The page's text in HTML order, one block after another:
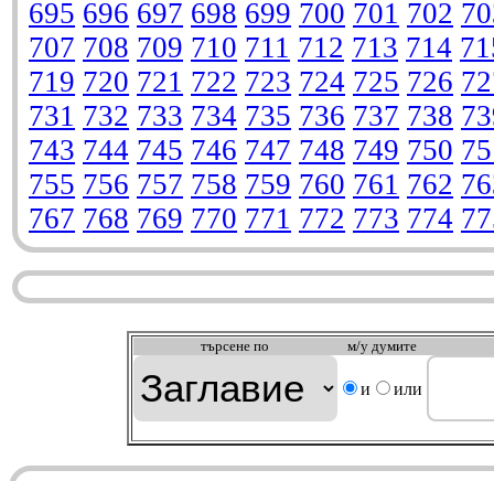
695 696 697 698 699 700 701 702
707 708 709 710 711 712 713 714
719 720 721 722 723 724 725 726
731 732 733 734 735 736 737 738
743 744 745 746 747 748 749 750
755 756 757 758 759 760 761 762
767 768 769 770 771 772 773 774
търсeне по м/у думите
и или